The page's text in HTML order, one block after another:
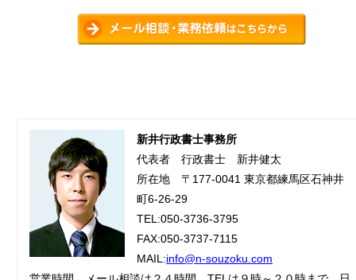
新井行政書士事務所
代表者 行政書士 新井健太
所在地 〒177-0041 東京都練馬区石神井
町6-26-29
TEL:050-3736-3795
FAX:050-3737-7115
MAIL:info@n-souzoku.com